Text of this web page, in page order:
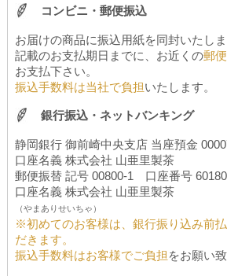
コンビニ・郵便振込
お届けの商品に振込用紙を同封いたしま
記載のお支払期日までに、お近くの郵
お支払下さい。
振込手数料は当社で負担いたします。
銀行振込・ネットバンキング
静岡銀行 御前崎中央支店 当座預金
口座名義 株式会社 山亜里製茶
郵便振替 記号 00800-1 口座番号 60180
口座名義 株式会社 山亜里製茶
（やまありせいちゃ）
※初めてのお客様は、銀行振り込み前
だきます。
振込手数料はお客様でご負担 をお願い致